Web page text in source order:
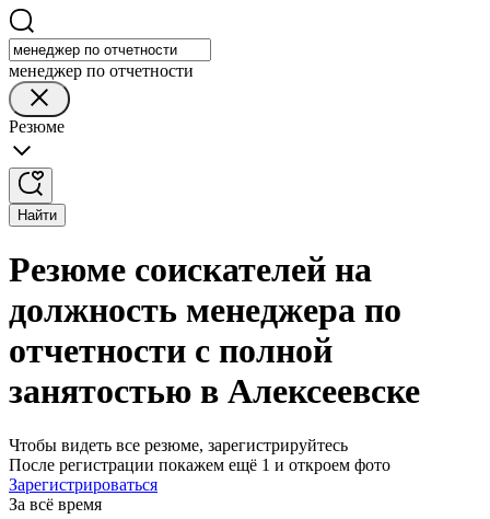
менеджер по отчетности
Резюме
Найти
Резюме соискателей на
должность менеджера по
отчетности с полной
занятостью в Алексеевске
Чтобы видеть все резюме, зарегистрируйтесь
После регистрации покажем ещё 1 и откроем фото
Зарегистрироваться
За всё время